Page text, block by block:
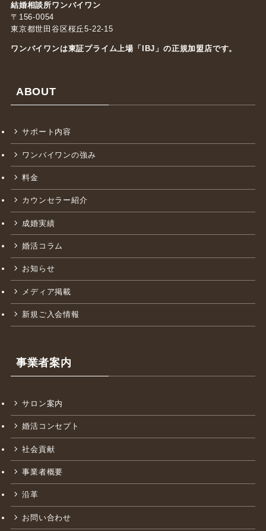
結婚相談所ワンバイワン
〒156-0054
東京都世田谷区桜丘5-22-15
ワンバイワンは東証プライム上場「 IBJ 」の正規加盟店です。
ABOUT
サポート内容
ワンバイワンの強み
料金
カウンセラー紹介
成婚実績
婚活コラム
お知らせ
メディア掲載
新規ご入会情報
事業者案内
サロン案内
婚活コンセプト
社会貢献
事業者概要
沿革
お問い合わせ